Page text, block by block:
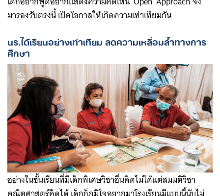
มารองรับตรงนี้ เปิดโอกาสให้เกิดความเท่าเทียมกัน
นร.ได้เรียนอย่างเท่าเทียม ลดความเหลื่อมล้ำทางการ
ศึกษา
อย่างในชั้นเรียนที่มีเด็กพิเศษวิชาอื่นคิดไม่ได้แต่สมมติวิชา